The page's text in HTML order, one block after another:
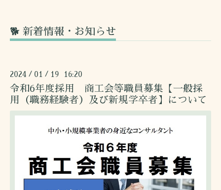
🐕 新着情報・お知らせ
2024 / 01 / 19 16:20
令和6年度採用 商工会等職員募集【一般採
用（職務経験者）及び新規学卒者】について